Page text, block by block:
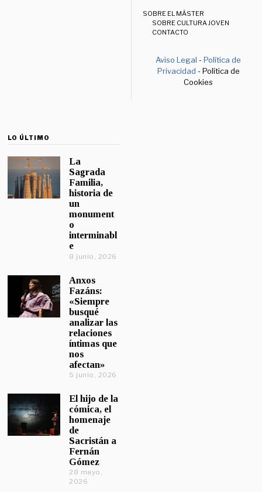
SOBRE EL MÁSTER
SOBRE CULTURA JOVEN
CONTACTO
Aviso Legal -Política de
Privacidad - Política de
Cookies
LO ÚLTIMO
La
Sagrada
Familia,
historia de
un
monument
o
interminabl
e
8 junio, 2026
Anxos
Fazáns:
«Siempre
busqué
analizar las
relaciones
íntimas que
nos
afectan»
5 junio, 2026
El hijo de la
cómica, el
homenaje
de
Sacristán a
Fernán
Gómez
28 mayo,
2026